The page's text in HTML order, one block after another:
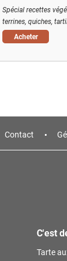
Spécial recettes
terrines, quiches,
Acheter
Contact
C'est
Tarte